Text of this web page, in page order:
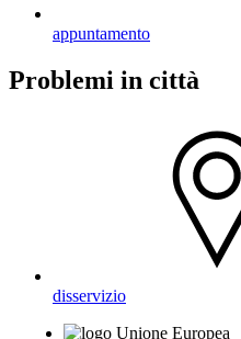
appuntamento
Problemi in città
disservizio